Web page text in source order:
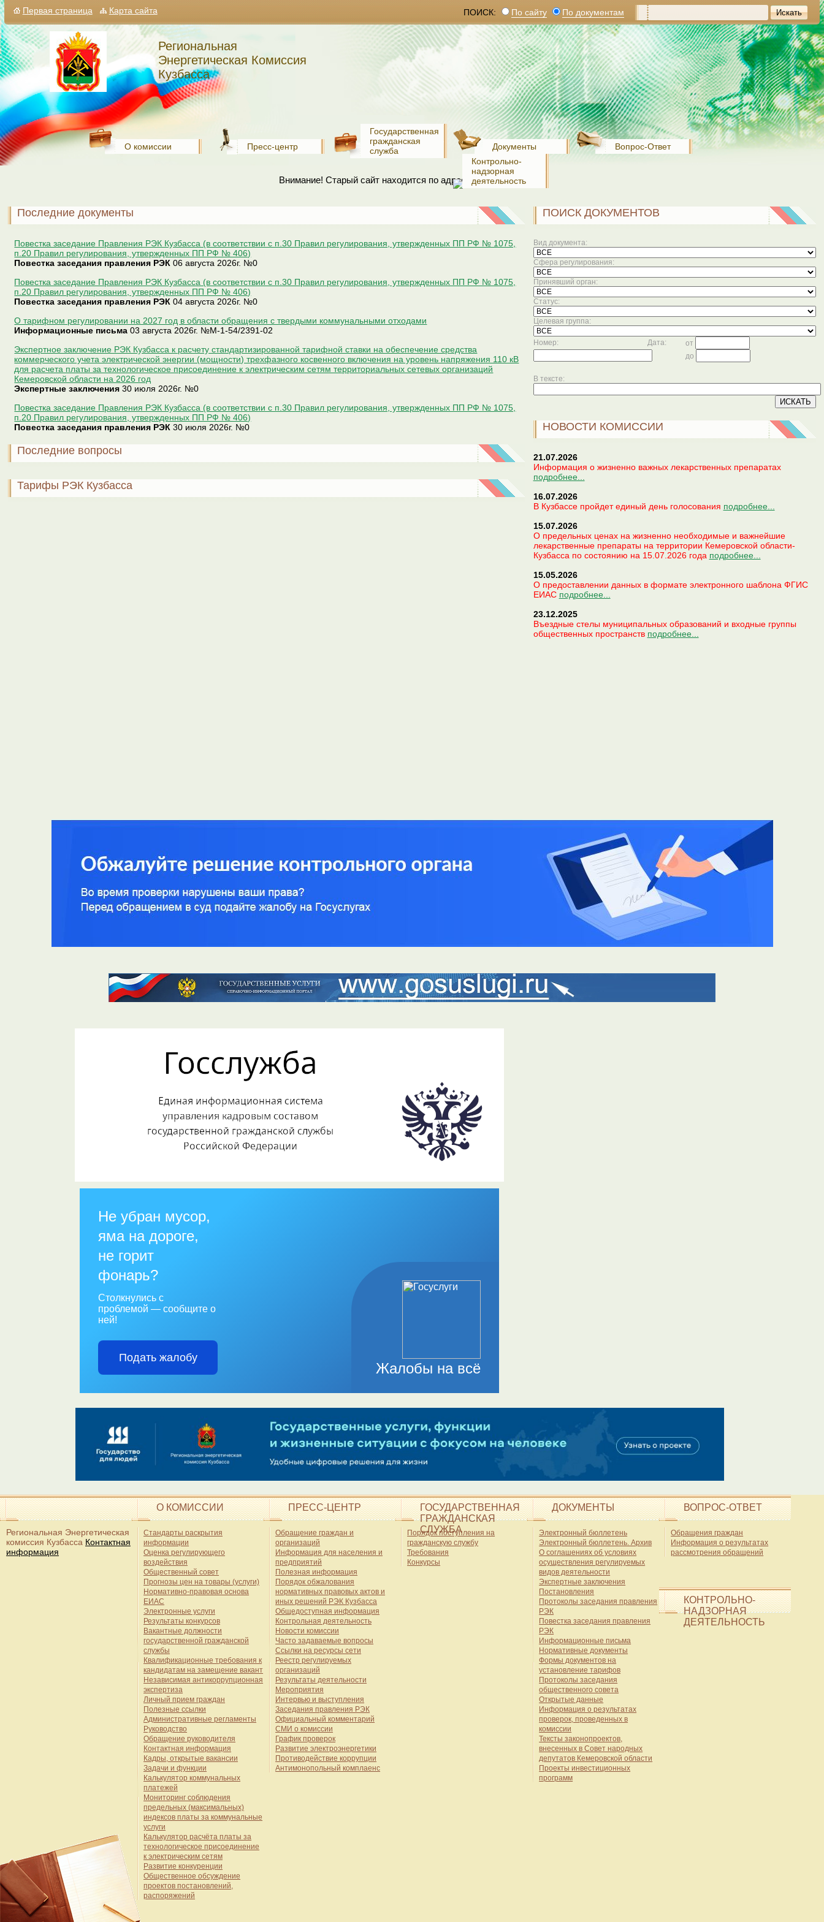
Первая страница Карта сайта ПОИСК: По сайту По документам
Региональная
Энергетическая Комиссия
Кузбасса
О комиссии Пресс-центр
Государственная
гражданская
служба
Документы
Вопрос-Ответ
Контрольно-
надзорная
деятельность
Внимание! Старый сайт находится по адресу:www.old.recko.ru
Последние документы
Повестка заседание Правления РЭК Кузбасса (в соответствии с п.30 Правил регулирования, утвержденных ПП РФ № 1075,
п.20 Правил регулирования, утвержденных ПП РФ № 406)
Повестка заседания правления РЭК 06 августа 2026г. №0
Повестка заседание Правления РЭК Кузбасса (в соответствии с п.30 Правил регулирования, утвержденных ПП РФ № 1075,
п.20 Правил регулирования, утвержденных ПП РФ № 406)
Повестка заседания правления РЭК 04 августа 2026г. №0
О тарифном регулировании на 2027 год в области обращения с твердыми коммунальными отходами
Информационные письма 03 августа 2026г. №М-1-54/2391-02
Экспертное заключение РЭК Кузбасса к расчету стандартизированной тарифной ставки на обеспечение средства
коммерческого учета электрической энергии (мощности) трехфазного косвенного включения на уровень напряжения 110 кВ
для расчета платы за технологическое присоединение к электрическим сетям территориальных сетевых организаций
Кемеровской области на 2026 год
Экспертные заключения 30 июля 2026г. №0
Повестка заседание Правления РЭК Кузбасса (в соответствии с п.30 Правил регулирования, утвержденных ПП РФ № 1075,
п.20 Правил регулирования, утвержденных ПП РФ № 406)
Повестка заседания правления РЭК 30 июля 2026г. №0
Последние вопросы
Тарифы РЭК Кузбасса
ПОИСК ДОКУМЕНТОВ
Вид документа:
Сфера регулирования:
Принявший орган:
Статус:
Целевая группа:
Номер: Дата:
от
до
В тексте:
НОВОСТИ КОМИССИИ
21.07.2026
Информация о жизненно важных лекарственных препаратах
подробнее...
16.07.2026
В Кузбассе пройдет единый день голосования подробнее...
15.07.2026
О предельных ценах на жизненно необходимые и важнейшие
лекарственные препараты на территории Кемеровской области-
Кузбасса по состоянию на 15.07.2026 года подробнее...
15.05.2026
О предоставлении данных в формате электронного шаблона ФГИС
ЕИАС подробнее...
23.12.2025
Въездные стелы муниципальных образований и входные группы
общественных пространств подробнее...
Региональная Энергетическая
комиссия Кузбасса Контактная
информация
О КОМИССИИ
Стандарты раскрытия
информации
Оценка регулирующего
воздействия
Общественный совет
Прогнозы цен на товары (услуги)
Нормативно-правовая основа
ЕИАС
Электронные услуги
Результаты конкурсов
Вакантные должности
государственной гражданской
службы
Квалификационные требования к
кандидатам на замещение вакант
Независимая антикоррупционная
экспертиза
Личный прием граждан
Полезные ссылки
Административные регламенты
Руководство
Обращение руководителя
Контактная информация
Кадры, открытые вакансии
Задачи и функции
Калькулятор коммунальных
платежей
Мониторинг соблюдения
предельных (максимальных)
индексов платы за коммунальные
услуги
Калькулятор расчёта платы за
технологическое присоединение
к электрическим сетям
Развитие конкуренции
Общественное обсуждение
проектов постановлений,
распоряжений
ПРЕСС-ЦЕНТР
Обращение граждан и
организаций
Информация для населения и
предприятий
Полезная информация
Порядок обжалования
нормативных правовых актов и
иных решений РЭК Кузбасса
Общедоступная информация
Контрольная деятельность
Новости комиссии
Часто задаваемые вопросы
Ссылки на ресурсы сети
Реестр регулируемых
организаций
Результаты деятельности
Мероприятия
Интервью и выступления
Заседания правления РЭК
Официальный комментарий
СМИ о комиссии
График проверок
Развитие электроэнергетики
Противодействие коррупции
Антимонопольный комплаенс
ГОСУДАРСТВЕННАЯ
ГРАЖДАНСКАЯ
СЛУЖБА
Порядок поступления на
гражданскую службу
Требования
Конкурсы
ДОКУМЕНТЫ
Электронный бюллетень
Электронный бюллетень. Архив
О соглашениях об условиях
осуществления регулируемых
видов деятельности
Экспертные заключения
Постановления
Протоколы заседания правления
РЭК
Повестка заседания правления
РЭК
Информационные письма
Нормативные документы
Формы документов на
установление тарифов
Протоколы заседания
общественного совета
Открытые данные
Информация о результатах
проверок, проведенных в
комиссии
Тексты законопроектов,
внесенных в Совет народных
депутатов Кемеровской области
Проекты инвестиционных
программ
ВОПРОС-ОТВЕТ
Обращения граждан
Информация о результатах
рассмотрения обращений
КОНТРОЛЬНО-
НАДЗОРНАЯ
ДЕЯТЕЛЬНОСТЬ